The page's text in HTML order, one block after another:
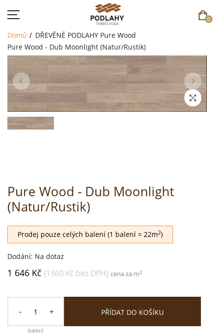
0
DOMŮ
SORTIMENT
AKCE
SOUTĚŽ
KONTAKT
Domů DŘEVĚNÉ PODLAHY Pure Wood
Pure Wood - Dub Moonlight (Natur/Rustik)
Pure Wood - Dub Moonlight
(Natur/Rustik)
Prodej pouze celých balení (1 balení = 22m2)
Dodání: Na dotaz
1 646 Kč (1360 Kč bez DPH) cena za m2
- +
balení
PŘÍDAT DO KOŠÍKU